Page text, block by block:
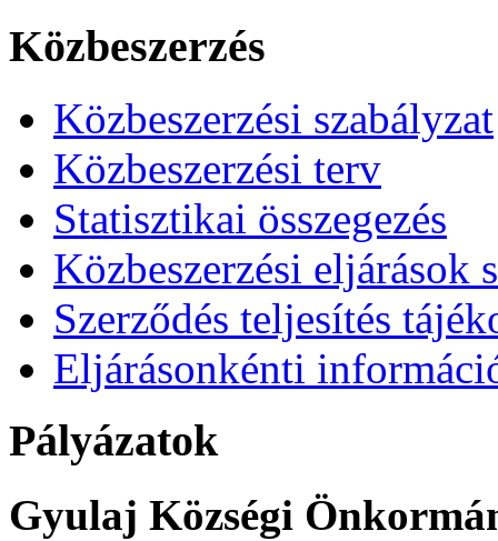
Közbeszerzés
Közbeszerzési szabályzat
Közbeszerzési terv
Statisztikai összegezés
Közbeszerzési eljárások
Szerződés teljesítés
Eljárásonkénti
Pályázatok
Gyulaj Községi